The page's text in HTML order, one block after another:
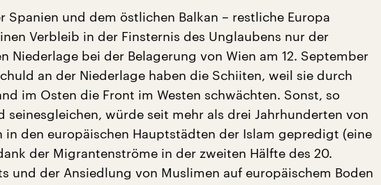
Spanien und dem östlichen Balkan – restliche Europa
Verbleib in der Finsternis des Unglaubens nur der
Niederlage bei der Belagerung von Wien am 12. September
an der Niederlage haben die Schiiten, weil sie durch
im Osten die Front im Westen schwächten. Sonst, so
seinesgleichen, würde seit mehr als drei Jahrhunderten von
in den europäischen Hauptstädten der Islam gepredigt (eine
der Migrantenströme in der zweiten Hälfte des 20.
und der Ansiedlung von Muslimen auf europäischem Boden